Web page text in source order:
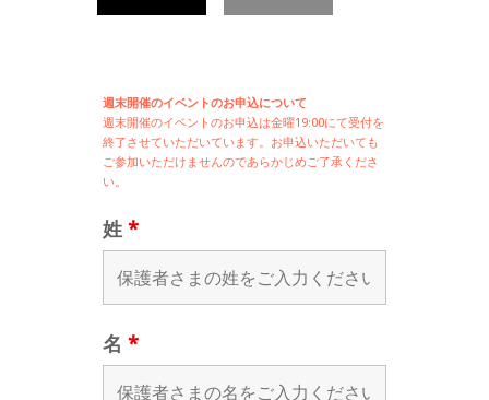
週末開催のイベントのお申込について
週末開催のイベントのお申込は金曜19:00にて受付を
終了させていただいています。お申込いただいても
ご参加いただけませんのであらかじめご了承くださ
い。
姓 *
名 *